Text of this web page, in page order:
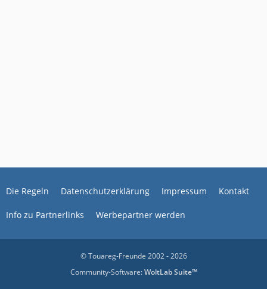
Die Regeln Datenschutzerklärung Impressum Kontakt
Info zu Partnerlinks Werbepartner werden
© Touareg-Freunde 2002 - 2026
Community-Software:WoltLab Suite™